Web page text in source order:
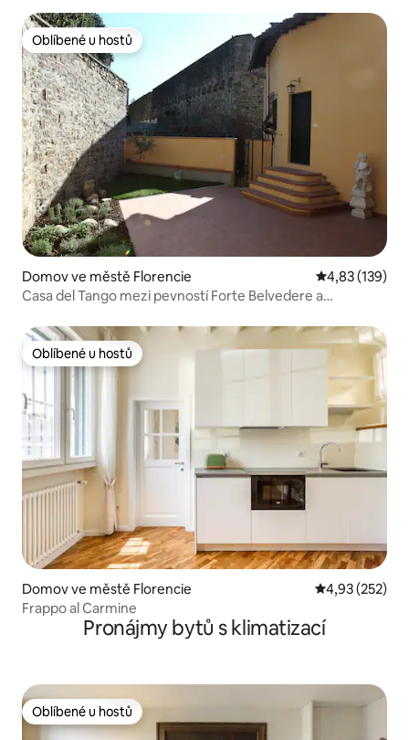
Oblíbené u hostů
Oblíbené u hostů
Domov ve městě Florencie Průměrné
4,83 (139)
Casa del Tango mezi pevností Forte Belvedere a
Oblíbené u hostů
Oblíbené u hostů
Domov ve městě Florencie Průměrné
4,93 (252)
Frappo al Carmine
Pronájmy bytů s klimatizací
Oblíbené u hostů
Oblíbené u hostů